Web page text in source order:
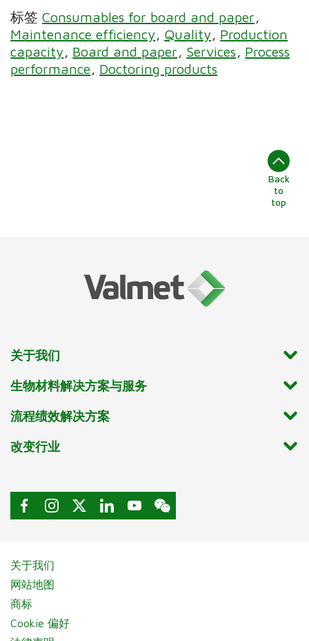
标签Consumables for board and paper
Maintenance efficiency
Quality
Production
capacity
Board and paper Services
Process
performance
Doctoring products
Back
to
top
关于我们
生物材料解决方案与服务
流程绩效解决方案
改变行业
关于我们
网站地图
商标
Cookie 偏好